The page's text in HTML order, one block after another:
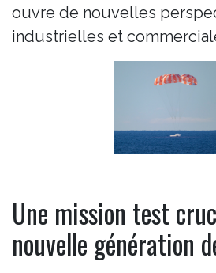
ouvre de nouvelles
industrielles et
Une mission test
nouvelle génération